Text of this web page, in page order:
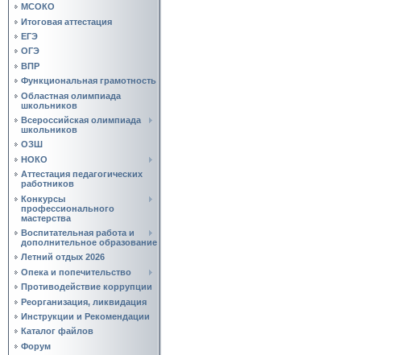
МСОКО
Итоговая аттестация
ЕГЭ
ОГЭ
ВПР
Функциональная грамотность
Областная олимпиада
школьников
Всероссийская олимпиада
школьников
ОЗШ
НОКО
Аттестация педагогических
работников
Конкурсы
профессионального
мастерства
Воспитательная работа и
дополнительное образование
Летний отдых 2026
Опека и попечительство
Противодействие коррупции
Реорганизация, ликвидация
Инструкции и Рекомендации
Каталог файлов
Форум